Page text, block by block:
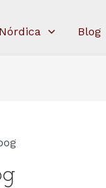
Blog